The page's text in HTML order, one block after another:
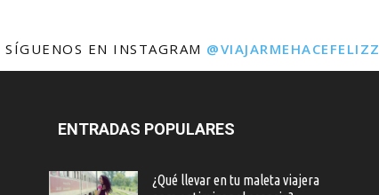
SÍGUENOS EN INSTAGRAM @VIAJARMEHACEFELIZZ
ENTRADAS POPULARES
¿Qué llevar en tu maleta viajera